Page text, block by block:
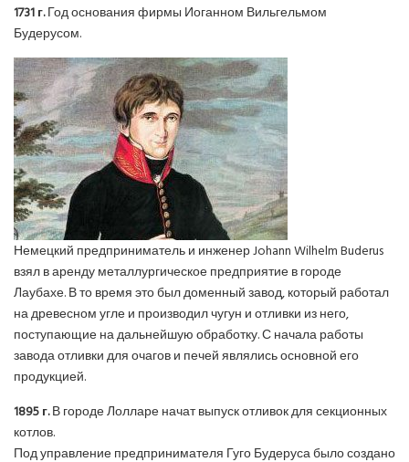
1731 г.Год основания фирмы Иоганном Вильгельмом
Будерусом.
Немецкий предприниматель и инженер Johann Wilhelm Buderus
взял в аренду металлургическое предприятие в городе
Лаубахе. В то время это был доменный завод, который работал
на древесном угле и производил чугун и отливки из него,
поступающие на дальнейшую обработку. С начала работы
завода отливки для очагов и печей являлись основной его
продукцией.
1895 г.В городе Лолларе начат выпуск отливок для секционных
котлов.
Под управление предпринимателя Гуго Будеруса было создано